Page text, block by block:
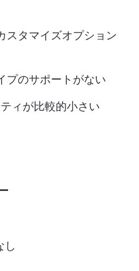
スタマイズオプション
プのサポートがない
ィが比較的小さい
し